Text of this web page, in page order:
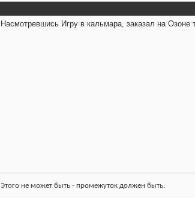
Насмотревшись Игру в кальмара, заказал на
Этого не может быть - промежуток должен быть.